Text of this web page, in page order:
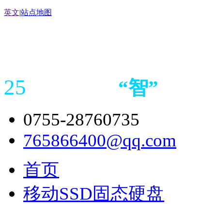
英文|站点地图
25 “智”
0755-28760735
765866400@qq.com
首页
移动SSD固态硬盘